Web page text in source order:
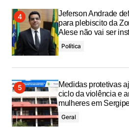
Jeferson Andrade
para plebiscito da
Alese não vai ser
Política
Medidas protetivas
ciclo da violência e
mulheres em
Geral